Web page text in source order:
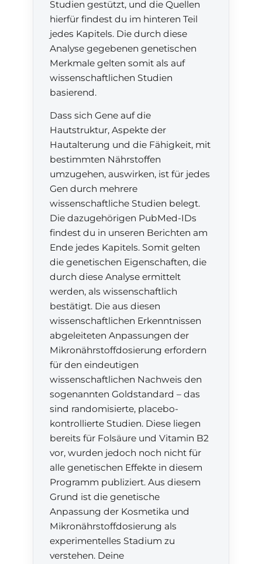
Studien gestützt, und die Quellen
hierfür findest du im hinteren Teil
jedes Kapitels. Die durch diese
Analyse gegebenen genetischen
Merkmale gelten somit als auf
wissenschaftlichen Studien
basierend.
Dass sich Gene auf die
Hautstruktur, Aspekte der
Hautalterung und die Fähigkeit, mit
bestimmten Nährstoffen
umzugehen, auswirken, ist für jedes
Gen durch mehrere
wissenschaftliche Studien belegt.
Die dazugehörigen PubMed-IDs
findest du in unseren Berichten am
Ende jedes Kapitels. Somit gelten
die genetischen Eigenschaften, die
durch diese Analyse ermittelt
werden, als wissenschaftlich
bestätigt. Die aus diesen
wissenschaftlichen Erkenntnissen
abgeleiteten Anpassungen der
Mikronährstoffdosierung erfordern
für den eindeutigen
wissenschaftlichen Nachweis den
sogenannten Goldstandard – das
sind randomisierte, placebo-
kontrollierte Studien. Diese liegen
bereits für Folsäure und Vitamin B2
vor, wurden jedoch noch nicht für
alle genetischen Effekte in diesem
Programm publiziert. Aus diesem
Grund ist die genetische
Anpassung der Kosmetika und
Mikronährstoffdosierung als
experimentelles Stadium zu
verstehen. Deine